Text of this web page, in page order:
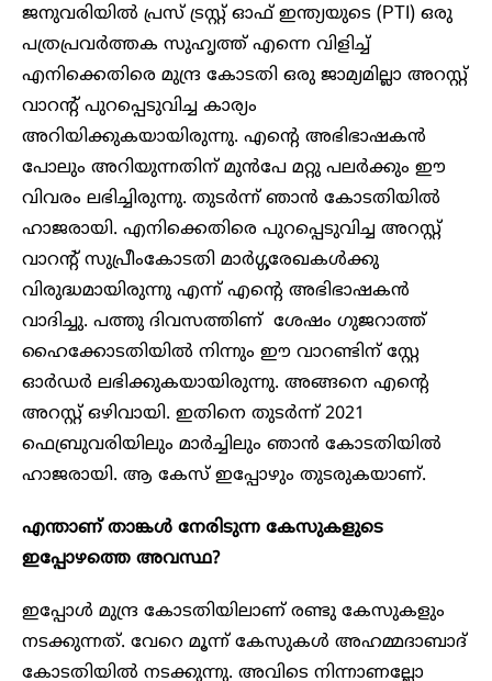
ജനുവരിയിൽ പ്രസ് ട്രസ്റ്റ് ഓഫ് ഇന്ത്യയുടെ (PTI) ഒരു
പത്രപ്രവർത്തക സുഹൃത്ത് എന്നെ വിളിച്ച്
എനിക്കെതിരെ മുന്ദ്ര കോടതി ഒരു ജാമ്യമില്ലാ അറസ്റ്റ്
വാറന്റ് പുറപ്പെടുവിച്ച കാര്യം
അറിയിക്കുകയായിരുന്നു. എന്റെ അഭിഭാഷകൻ
പോലും അറിയുന്നതിന് മുൻപേ മറ്റു പലർക്കും ഈ
വിവരം ലഭിച്ചിരുന്നു. തുടർന്ന് ഞാൻ കോടതിയിൽ
ഹാജരായി. എനിക്കെതിരെ പുറപ്പെടുവിച്ച അറസ്റ്റ്
വാറന്റ് സുപ്രീംകോടതി മാർഗ്ഗരേഖകൾക്കു
വിരുദ്ധമായിരുന്നു എന്ന് എന്റെ അഭിഭാഷകൻ
വാദിച്ചു. പത്തു ദിവസത്തിണ് ശേഷം ഗുജറാത്ത്
ഹൈക്കോടതിയിൽ നിന്നും ഈ വാറണ്ടിന് സ്റ്റേ
ഓർഡർ ലഭിക്കുകയായിരുന്നു. അങ്ങനെ എന്റെ
അറസ്റ്റ് ഒഴിവായി. ഇതിനെ തുടർന്ന് 2021
ഫെബ്രുവരിയിലും മാർച്ചിലും ഞാൻ കോടതിയിൽ
ഹാജരായി. ആ കേസ് ഇപ്പോഴും തുടരുകയാണ്.
എന്താണ് താങ്കൾ നേരിടുന്ന കേസുകളുടെ
ഇപ്പോഴത്തെ അവസ്ഥ?
ഇപ്പോൾ മുന്ദ്ര കോടതിയിലാണ് രണ്ടു കേസുകളും
നടക്കുന്നത്. വേറെ മൂന്ന് കേസുകൾ അഹമ്മദാബാദ്
കോടതിയിൽ നടക്കുന്നു. അവിടെ നിന്നാണല്ലോ